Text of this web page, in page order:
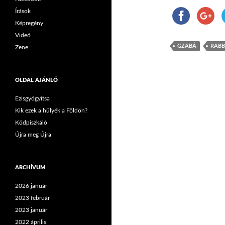
GZABÁ
Írások
Képregény
Videó
Zene
OLDAL AJÁNLÓ
Ezisgyógyítsa
Kik ezek a hülyék a Földön?
Ködpiszkáló
Újra meg Újra
ARCHÍVUM
2026 január
2023 február
2023 január
2022 április